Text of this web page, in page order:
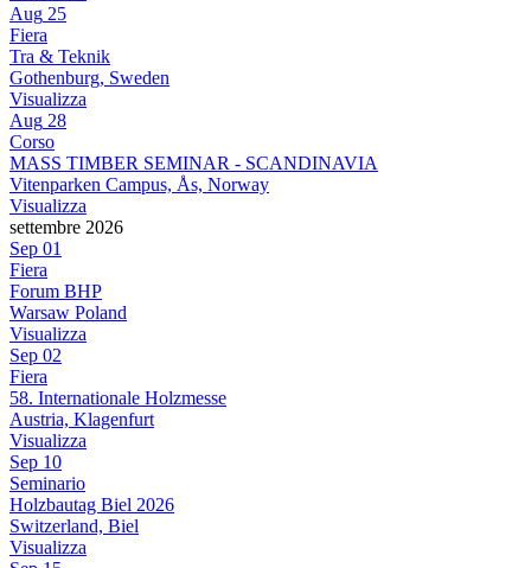
Aug 25
Fiera
Tra & Teknik
Gothenburg, Sweden
Visualizza
Aug 28
Corso
MASS TIMBER SEMINAR - SCANDINAVIA
Vitenparken Campus, Ås, Norway
Visualizza
settembre 2026
Sep 01
Fiera
Forum BHP
Warsaw Poland
Visualizza
Sep 02
Fiera
58. Internationale Holzmesse
Austria, Klagenfurt
Visualizza
Sep 10
Seminario
Holzbautag Biel 2026
Switzerland, Biel
Visualizza